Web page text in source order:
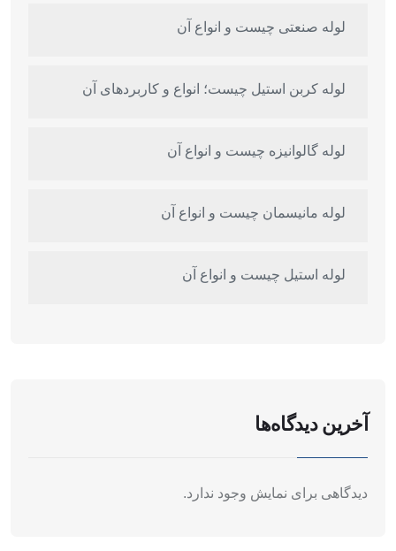
لوله صنعتی چیست و انواع آن
لوله کربن استیل چیست؛ انواع و کاربردهای آن
لوله گالوانیزه چیست و انواع آن
لوله مانیسمان چیست و انواع آن
لوله استیل چیست و انواع آن
آخرین دیدگاه‌ها
دیدگاهی برای نمایش وجود ندارد.